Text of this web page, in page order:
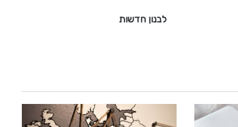
לבנון חדשות